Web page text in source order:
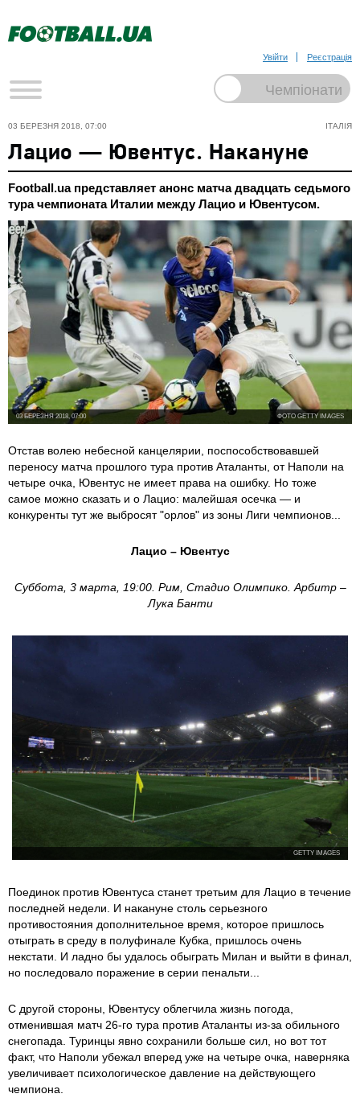
Увійти Реєстрація
ІТАЛІЯ
03 БЕРЕЗНЯ 2018, 07:00
Лацио — Ювентус. Накануне
Football.ua представляет анонс матча двадцать седьмого
тура чемпионата Италии между Лацио и Ювентусом.
ФОТО GETTY IMAGES
03 БЕРЕЗНЯ 2018, 07:00
Отстав волею небесной канцелярии, поспособствовавшей
переносу матча прошлого тура против Аталанты, от Наполи на
четыре очка, Ювентус не имеет права на ошибку. Но тоже
самое можно сказать и о Лацио: малейшая осечка — и
конкуренты тут же выбросят "орлов" из зоны Лиги чемпионов...
Лацио – Ювентус
Суббота, 3 марта, 19:00. Рим, Стадио Олимпико. Арбитр –
Лука Банти
GETTY IMAGES
Поединок против Ювентуса станет третьим для Лацио в течение
последней недели. И накануне столь серьезного
противостояния дополнительное время, которое пришлось
отыграть в среду в полуфинале Кубка, пришлось очень
некстати. И ладно бы удалось обыграть Милан и выйти в финал,
но последовало поражение в серии пенальти...
С другой стороны, Ювентусу облегчила жизнь погода,
отменившая матч 26-го тура против Аталанты из-за обильного
снегопада. Туринцы явно сохранили больше сил, но вот тот
факт, что Наполи убежал вперед уже на четыре очка, наверняка
увеличивает психологическое давление на действующего
чемпиона.